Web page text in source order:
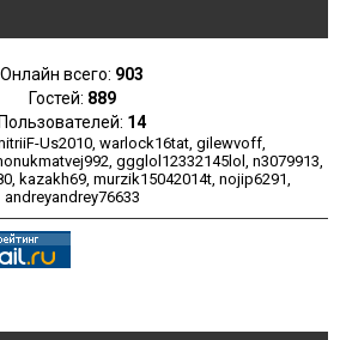
Онлайн всего: 903
Гостей: 889
Пользователей: 14
Us2010, warlock16tat, gilewvoff,
, ggglol12332145lol , n3079913,
, kazakh69, murzik15042014t, nojip6291,
andreyandrey76633